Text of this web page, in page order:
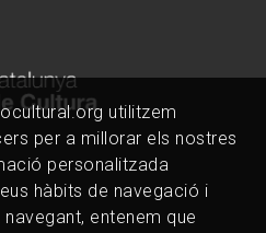
utilitzem
per a millorar els nostres
personalitzada
hàbits de navegació i
entenem que